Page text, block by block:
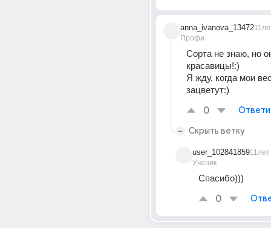
anna_ivanova_13472
Профи
Сорта не знаю, но
красавицы!:)
Я жду, когда мои
зацветут:)
0
Скрыть ветку
user_102841859
Ученик
11лет
Спасибо)))
0